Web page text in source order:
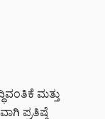
ಮತ್ತು
ಪ್ರತಿಷ್ಠೆ